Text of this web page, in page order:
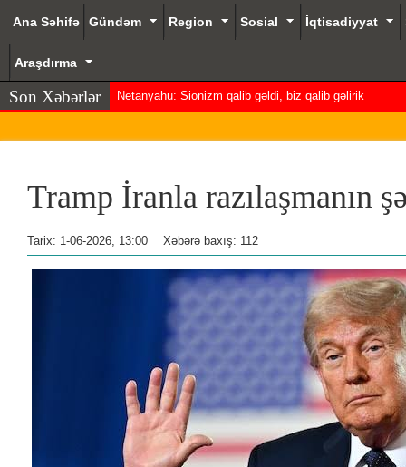
Ana Səhifə Gündəm Region Sosial İqtisadiyyat
Araşdırma
Son Xəbərlər Netanyahu: Sionizm qalib gəldi, biz qalib gəlirik
Tramp İranla razılaşmanın
Tarix: 1-06-2026, 13:00 Xəbərə baxış: 112